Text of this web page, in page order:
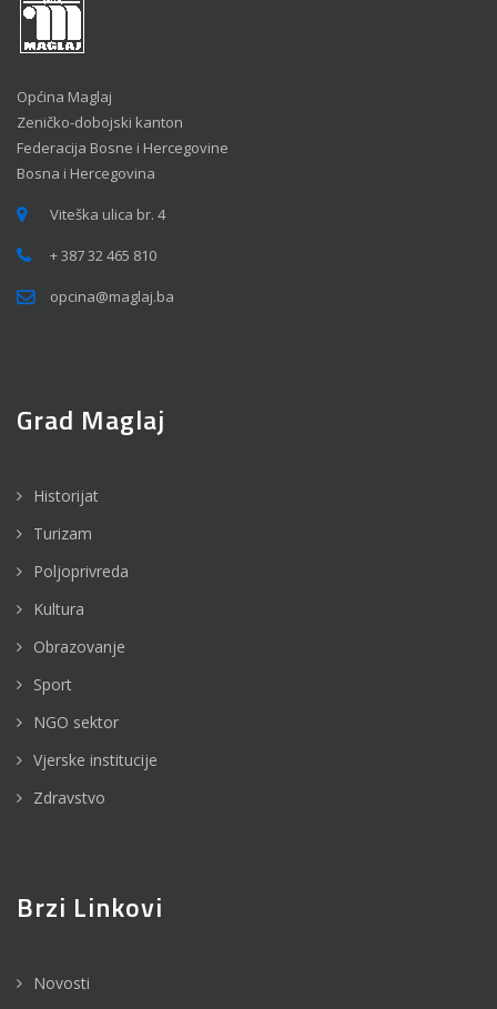
Općina Maglaj
Zeničko-dobojski kanton
Federacija Bosne i Hercegovine
Bosna i Hercegovina
Viteška ulica br. 4
+ 387 32 465 810
opcina@maglaj.ba
Grad Maglaj
Historijat
Turizam
Poljoprivreda
Kultura
Obrazovanje
Sport
NGO sektor
Vjerske institucije
Zdravstvo
Brzi Linkovi
Novosti